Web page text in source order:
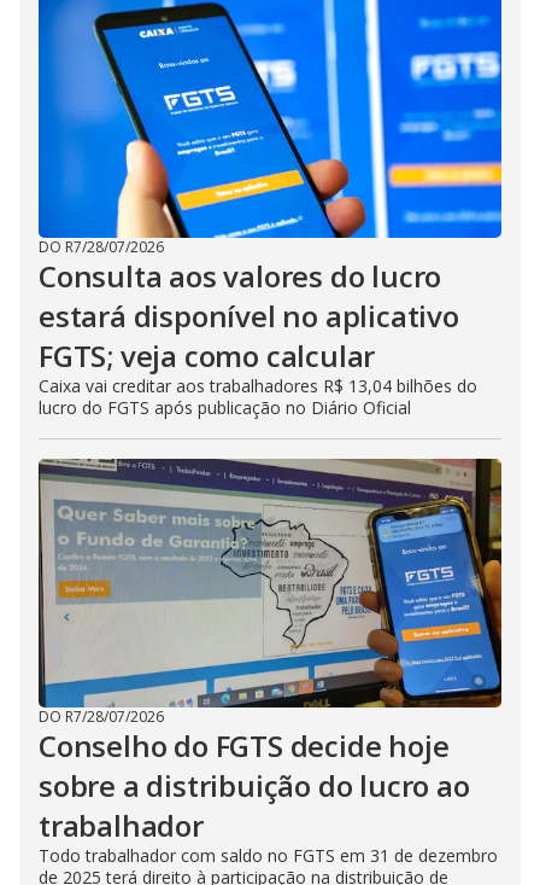
DO R7/28/07/2026
Consulta aos valores do lucro
estará disponível no aplicativo
FGTS; veja como calcular
Caixa vai creditar aos trabalhadores R$ 13,04 bilhões do
lucro do FGTS após publicação no Diário Oficial
DO R7/28/07/2026
Conselho do FGTS decide hoje
sobre a distribuição do lucro ao
trabalhador
Todo trabalhador com saldo no FGTS em 31 de dezembro
de 2025 terá direito à participação na distribuição de